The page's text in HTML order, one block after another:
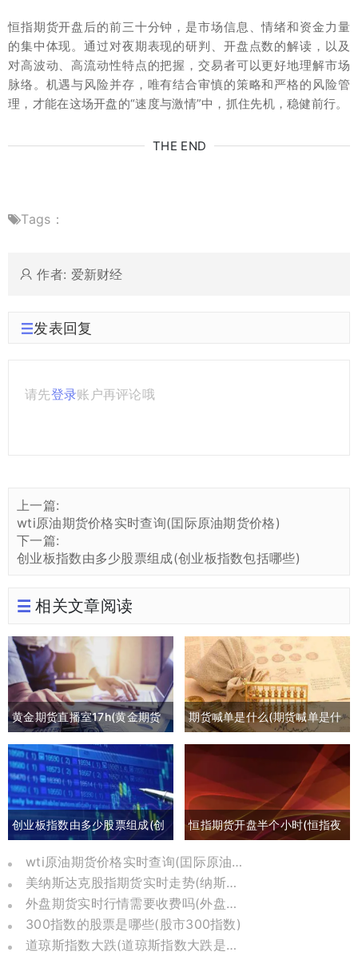
恒指期货开盘后的前三十分钟，是市场信息、情绪和资金力量
的集中体现。通过对夜期表现的研判、开盘点数的解读，以及
对高波动、高流动性特点的把握，交易者可以更好地理解市场
脉络。机遇与风险并存，唯有结合审慎的策略和严格的风险管
理，才能在这场开盘的“速度与激情”中，抓住先机，稳健前行。
THE END
Tags：
作者: 爱新财经
发表回复
请先登录账户再评论哦
上一篇:
wti原油期货价格实时查询(囯际原油期货价格)
下一篇:
创业板指数由多少股票组成(创业板指数包括哪些)
相关文章阅读
黄金期货直播室17h(黄金期货
喊单直播间外汇直播)
期货喊单是什么(期货喊单是什
么意思)
创业板指数由多少股票组成(创
业板指数包括哪些)
恒指期货开盘半个小时(恒指夜
间期货和开盘点数)
wti原油期货价格实时查询(囯际原油期货价格)
美纳斯达克股指期货实时走势(纳斯达克股指期货实时)
外盘期货实时行情需要收费吗(外盘期货实时行情在哪里可以看到)
300指数的股票是哪些(股市300指数)
道琼斯指数大跌(道琼斯指数大跌是哪一年)